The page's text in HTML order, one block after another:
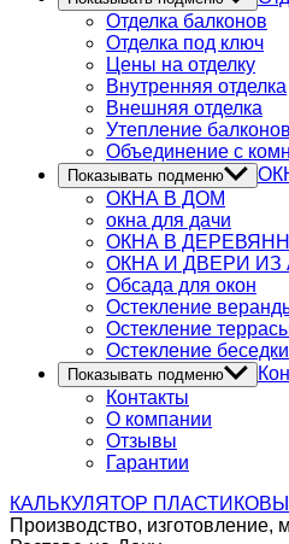
Отделка балконов
Отделка под ключ
Цены на отделку
Внутренняя отделка
Внешняя отделка
Утепление балконов
Объединение с
Показывать подменю
ОКНА В ДОМ
окна для дачи
ОКНА В
ОКНА И ДВЕРИ
Обсада для окон
Остекление
Остекление
Остекление беседки
Показывать подменю
Контакты
О компании
Отзывы
Гарантии
КАЛЬКУЛЯТОР
Производство, изготовление,